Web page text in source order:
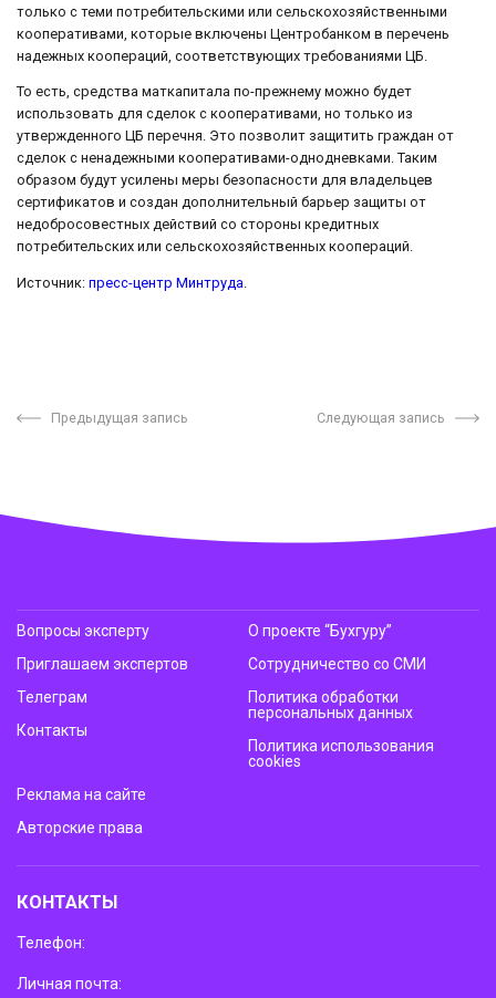
только с теми потребительскими или сельскохозяйственными
кооперативами, которые включены Центробанком в перечень
надежных коопераций, соответствующих требованиями ЦБ.
То есть, средства маткапитала по-прежнему можно будет
использовать для сделок с кооперативами, но только из
утвержденного ЦБ перечня. Это позволит защитить граждан от
сделок с ненадежными кооперативами-однодневками. Таким
образом будут усилены меры безопасности для владельцев
сертификатов и создан дополнительный барьер защиты от
недобросовестных действий со стороны кредитных
потребительских или сельскохозяйственных коопераций.
Источник: пресс-центр Минтруда.
Предыдущая запись Следующая запись
Вопросы эксперту
Приглашаем экспертов
Телеграм
Контакты
О проекте “Бухгуру”
Сотрудничество со СМИ
Политика обработки
персональных данных
Политика использования
cookies
Реклама на сайте
Авторские права
КОНТАКТЫ
Телефон:
Личная почта: